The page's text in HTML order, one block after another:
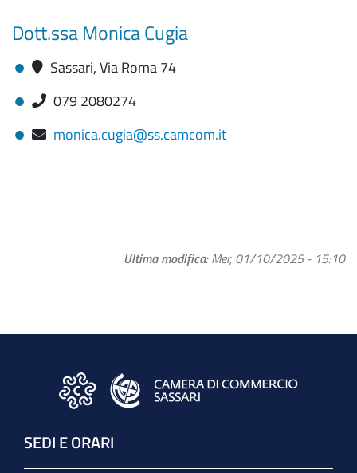
Dott.ssa Monica Cugia
Sassari, Via Roma 74
079 2080274
monica.cugia@ss.camcom.it
Ultima modifica Mer, 01/10/2025 - 15:10
SEDI E ORARI